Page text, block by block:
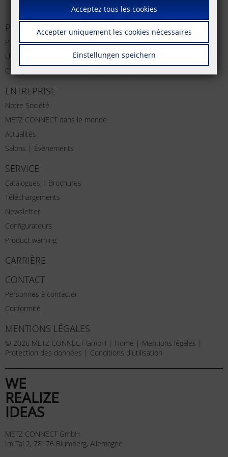
PRODUITS
P|Cabling
U|Contact
C|Logline
ENTREPRISE
Notre Société
METZ CONNECT dans le monde
Actualités
Salons | Évènements
SERVICE
Catalogues | Brochures
Téléchargements
Newsletter
Configurateurs
Product warning
CARRIÈRE
CONTACT
Personnes à contacter
Conformité
MENTIONS LÉGALES
© 2026 METZ CONNECT GmbH | Home | Mentions légales |
Protection des données | Conditions d'utilisation
WE
REALIZE
IDEAS
METZ CONNECT GmbH
Im Tal 2, 78176 Blumberg, Allemagne
Acceptez tous les cookies
Accepter uniquement les cookies nécessaires
Einstellungen speichern